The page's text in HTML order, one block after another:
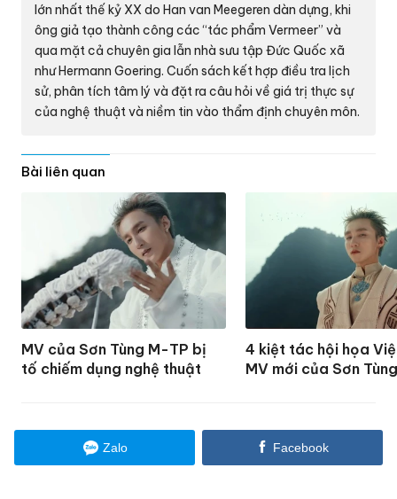
lớn nhất thế kỷ XX do Han van Meegeren dàn dựng, khi
ông giả tạo thành công các “tác phẩm Vermeer” và
qua mặt cả chuyên gia lẫn nhà sưu tập Đức Quốc xã
như Hermann Goering. Cuốn sách kết hợp điều tra lịch
sử, phân tích tâm lý và đặt ra câu hỏi về giá trị thực sự
của nghệ thuật và niềm tin vào thẩm định chuyên môn.
Bài liên quan
MV của Sơn Tùng M-TP bị
tố chiếm dụng nghệ thuật
4 kiệt tác hội họa
MV mới của Sơn
Zalo Facebook